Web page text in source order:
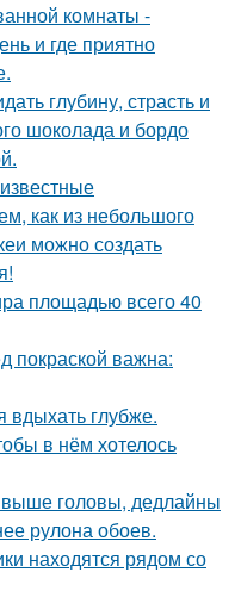
комнаты -
и где приятно
глубину, страсть и
шоколада и бордо
как из небольшого
можно создать
площадью всего 40
покраской важна:
вдыхать глубже.
в нём хотелось
выше головы, дедлайны
рулона обоев.
находятся рядом со